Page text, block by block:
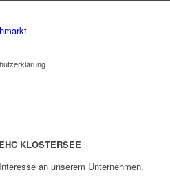
KLOSTERSEE
an unserem Unternehmen.